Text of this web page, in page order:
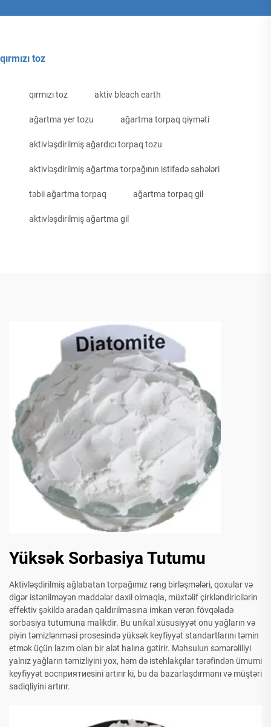
qırmızı toz
qırmızı toz aktiv bleach earth
ağartma yer tozu ağartma torpaq qiyməti
aktivləşdirilmiş ağardıcı torpaq tozu
aktivləşdirilmiş ağartma torpağının istifadə sahələri
təbii ağartma torpaq ağartma torpaq gil
aktivləşdirilmiş ağartma gil
Yüksək Sorbasiya Tutumu
Aktivləşdirilmiş ağlabatan torpağımız rəng birləşmələri, qoxular və
digər istənilməyən maddələr daxil olmaqla, müxtəlif çirkləndiricilərin
effektiv şəkildə aradan qaldırılmasına imkan verən fövqəladə
sorbasiya tutumuna malikdir. Bu unikal xüsusiyyət onu yağların və
piyin təmizlənməsi prosesində yüksək keyfiyyət standartlarını təmin
etmək üçün lazım olan bir alət halına gətirir. Məhsulun səmərəliliyi
yalnız yağların təmizliyini yox, həm də istehlakçılar tərəfindən ümumi
keyfiyyət восприятиеsini artırır ki, bu da bazarlaşdırmanı və müştəri
sadiqliyini artırır.